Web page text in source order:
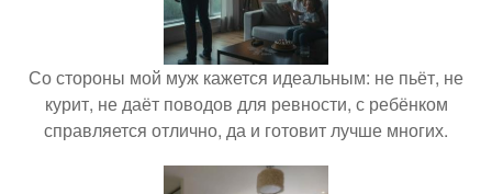
Со стороны мой муж кажется идеальным: не пьёт, не
курит, не даёт поводов для ревности, с ребёнком
справляется отлично, да и готовит лучше многих.